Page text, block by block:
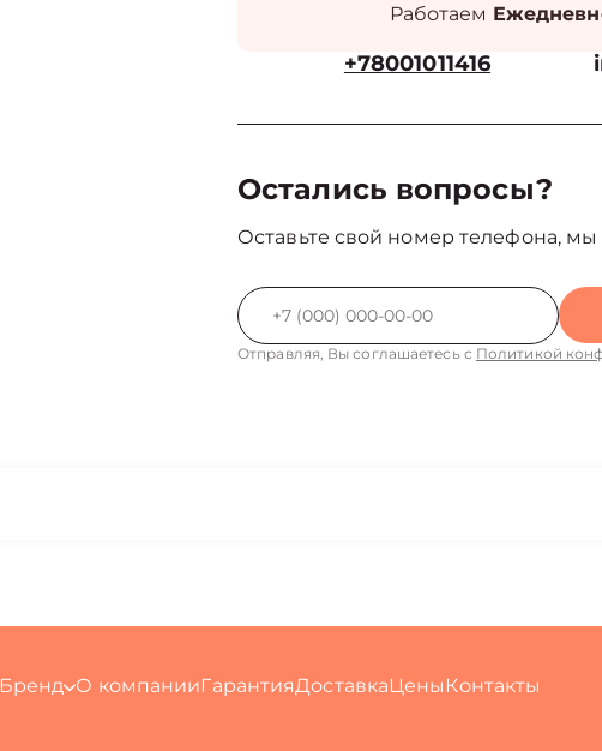
Работаем
+78001011416
Остались вопросы?
Оставьте свой номер телефона,
Отправляя, Вы соглашаетесь с Политикой
Бренд О компанииГарантияДоставкаЦены Контакты